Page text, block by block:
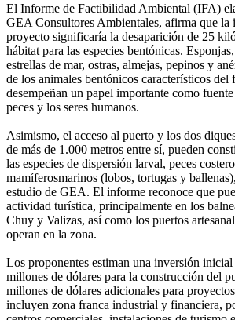
El Informe de Factibilidad Ambiental (IFA)
GEA Consultores Ambientales, afirma que la
proyecto significaría la desaparición de 25
hábitat para las especies bentónicas.
estrellas de mar, ostras, almejas, pepinos y
de los animales bentónicos característicos del
desempeñan un papel importante como
peces y los seres humanos.
Asimismo, el acceso al puerto y los dos
de más de 1.000 metros entre sí, pueden
las especies de dispersión larval, peces
mamíferosmarinos (lobos, tortugas y
estudio de GEA. El informe reconoce que
actividad turística, principalmente en los
Chuy y Valizas, así como los puertos
operan en la zona.
Los proponentes estiman una inversión
millones de dólares para la construcción del
millones de dólares adicionales para
incluyen zona franca industrial y financiera,